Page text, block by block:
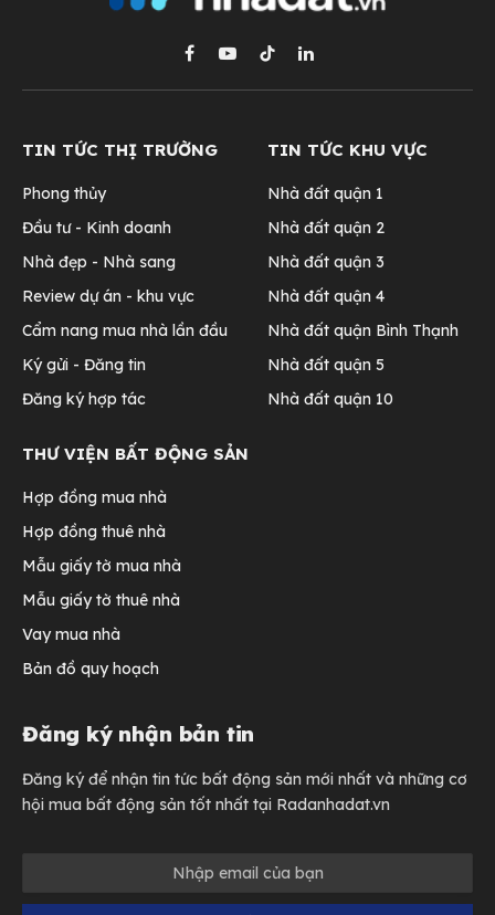
Facebook
YouTubeTikTokLinkedIn
TIN TỨC THỊ TRƯỜNG
Phong thủy
Đầu tư - Kinh doanh
Nhà đẹp - Nhà sang
Review dự án - khu vực
Cẩm nang mua nhà lần đầu
Ký gửi - Đăng tin
Đăng ký hợp tác
TIN TỨC KHU VỰC
Nhà đất quận 1
Nhà đất quận 2
Nhà đất quận 3
Nhà đất quận 4
Nhà đất quận Bình Thạnh
Nhà đất quận 5
Nhà đất quận 10
THƯ VIỆN BẤT ĐỘNG SẢN
Hợp đồng mua nhà
Hợp đồng thuê nhà
Mẫu giấy tờ mua nhà
Mẫu giấy tờ thuê nhà
Vay mua nhà
Bản đồ quy hoạch
Đăng ký nhận bản tin
Đăng ký để nhận tin tức bất động sản mới nhất và những cơ
hội mua bất động sản tốt nhất tại Radanhadat.vn